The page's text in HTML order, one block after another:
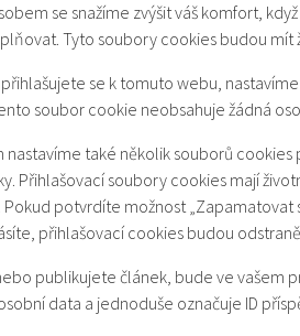
se snažíme zvýšit váš komfort,
Tyto soubory cookies budou mít
se k tomuto webu,
soubor cookie neobsahuje žádná
nastavíme také několik souborů
Přihlašovací soubory cookies mají
potvrdíte možnost „Zapamatovat
přihlašovací cookies budou
publikujete článek, bude ve vašem
data a jednoduše označuje ID